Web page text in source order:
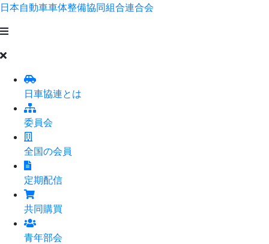
日本自動車車体整備協同組合連合会
日車協連とは
委員会
全国の会員
定期配信
共同購買
青年部会